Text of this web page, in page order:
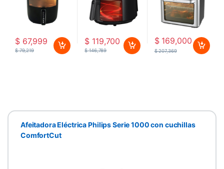
$67,999
$79,219
$ 119,700
$146,789
$169,000
$207,369
Afeitadora Eléctrica Philips Serie 1000 con cuchillas
ComfortCut